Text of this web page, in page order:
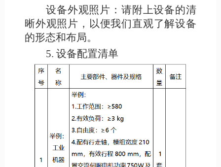
设备外观照片：请附上设备的清
晰外观照片，以便我们直观了解设备
的形态和布局。
5. 设备配置清单